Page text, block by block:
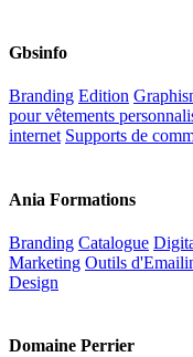
Gbsinfo
Branding Edition
pour vêtements
internet Supports de
Ania Formations
Branding Catalogue
Marketing Outils
Design
Domaine Perrier